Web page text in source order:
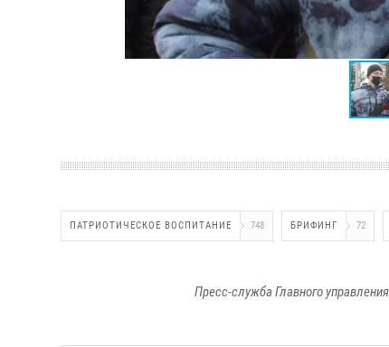
ПАТРИОТИЧЕСКОЕ ВОСПИТАНИЕ 748 БРИФИНГ 72
Пресс-служба Главного